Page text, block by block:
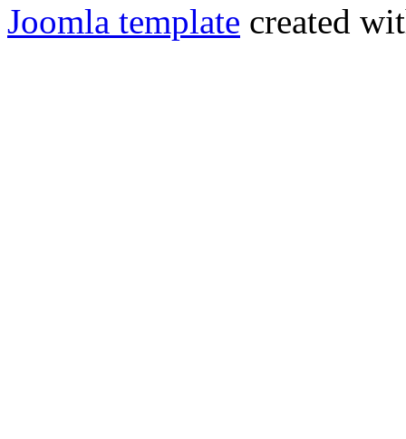
Joomla template created